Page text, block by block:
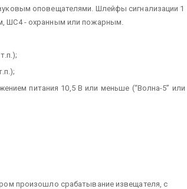
оповещателями. Шлейфы сигнализации 1
ШС4 - охранным или пожарным.
питания 10,5 В или меньше (“Волна-5” или
произошло срабатывание извещателя, с